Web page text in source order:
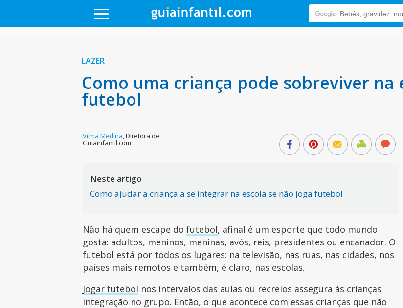
LAZER
Como uma criança pode sobreviver na
futebol
Vilma Medina,Diretora de
Guiainfantil.com
Neste artigo
Como ajudar a criança a se integrar na escola se não joga futebol
Não há quem escape dofutebol, afinal é um esporte que todo mundo
gosta: adultos, meninos, meninas, avós, reis, presidentes ou encanador. O
futebol está por todos os lugares: na televisão, nas ruas, nas cidades, nos
países mais remotos e também, é claro, nas escolas.
Jogar futebol nos intervalos das aulas ou recreios assegura às crianças
integração no grupo. Então, o que acontece com essas crianças que não